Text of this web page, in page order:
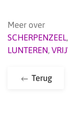
Meer over
SCHERPENZEEL,
LUNTEREN,
Terug